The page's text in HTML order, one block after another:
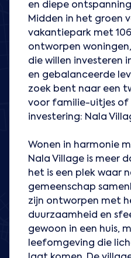
en diepe
Midden in het groen
vakantiepark met
ontworpen
die willen investeren
en gebalanceerde
zoek bent naar een
voor familie-uitjes of
investering: Nala
Wonen in harmonie
Nala Village is meer
het is een plek waar
gemeenschap
zijn ontworpen met
duurzaamheid en
gewoon in een huis,
leefomgeving die